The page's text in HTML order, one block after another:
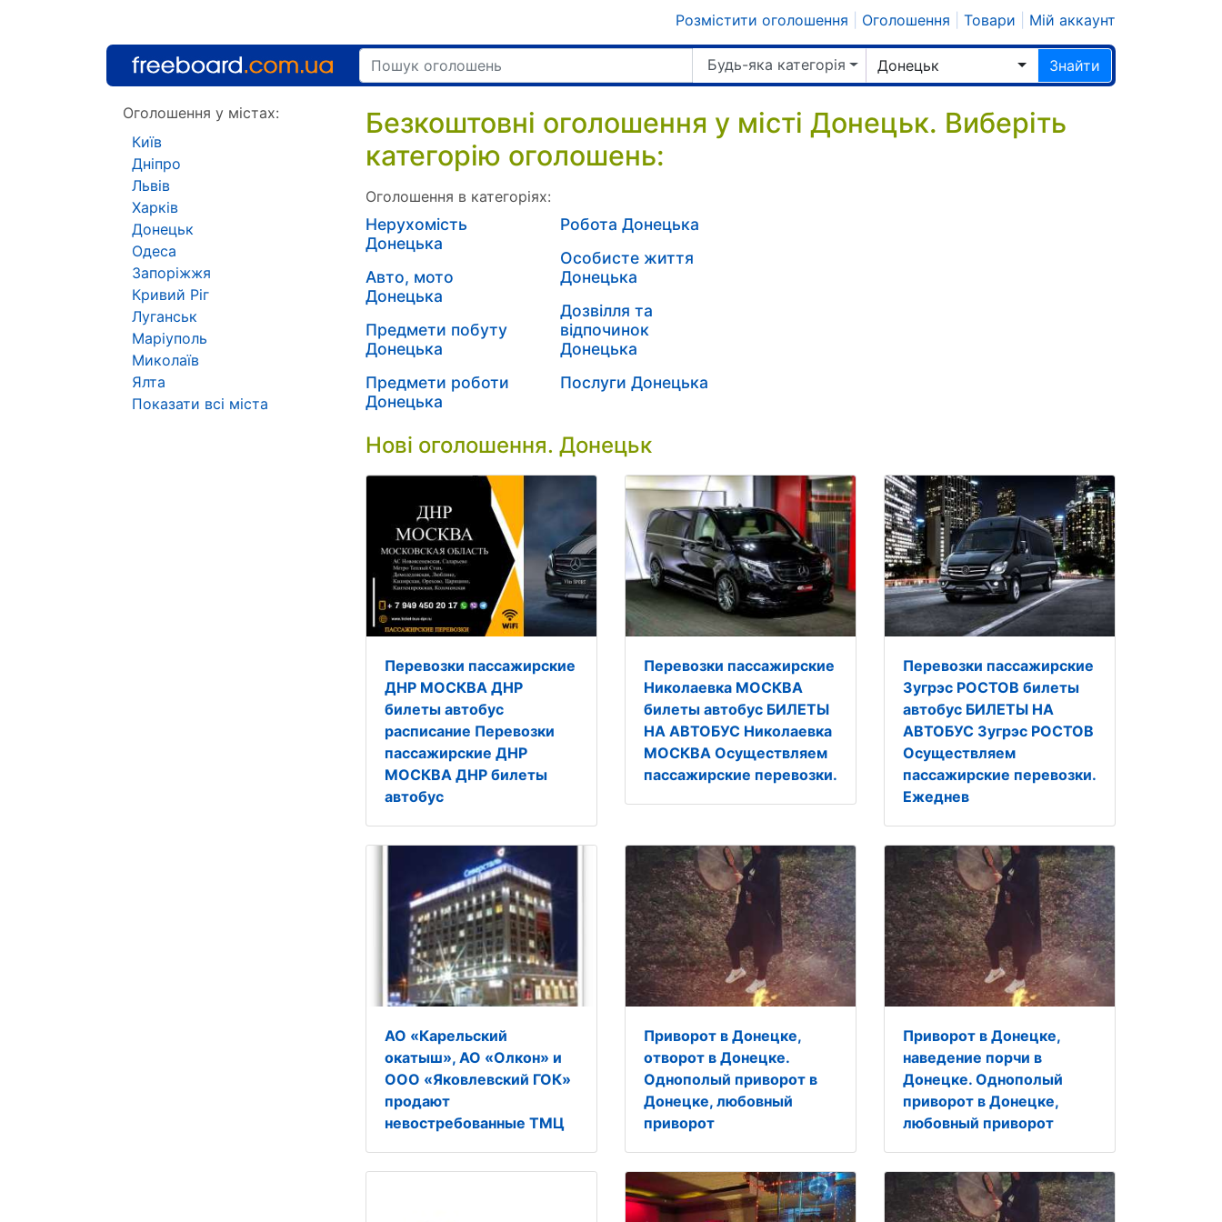
Розмістити оголошення Оголошення Товари Мій аккаунт
Будь-яка категорія Донецьк Знайти
Безкоштовні оголошення у місті Донецьк. Виберіть
категорію оголошень:
Оголошення в категоріях:
Нерухомість
Донецька
Авто, мото
Донецька
Предмети побуту
Донецька
Предмети роботи
Донецька
Робота Донецька
Особисте життя
Донецька
Дозвілля та
відпочинок
Донецька
Послуги Донецька
Нові оголошення. Донецьк
Перевозки пассажирские
ДНР МОСКВА ДНР
билеты автобус
расписание Перевозки
пассажирские ДНР
МОСКВА ДНР билеты
автобус
Перевозки пассажирские
Николаевка МОСКВА
билеты автобус БИЛЕТЫ
НА АВТОБУС Николаевка
МОСКВА Осуществляем
пассажирские перевозки.
Перевозки пассажирские
Зугрэс РОСТОВ билеты
автобус БИЛЕТЫ НА
АВТОБУС Зугрэс РОСТОВ
Осуществляем
пассажирские перевозки.
Ежеднев
АО «Карельский
окатыш», АО «Олкон» и
ООО «Яковлевский ГОК»
продают
невостребованные ТМЦ
Приворот в Донецке,
отворот в Донецке.
Однополый приворот в
Донецке, любовный
приворот
Приворот в Донецке,
наведение порчи в
Донецке. Однополый
приворот в Донецке,
любовный приворот
Оголошення у містах:
Київ
Дніпро
Львів
Харків
Донецьк
Одеса
Запоріжжя
Кривий Ріг
Луганськ
Маріуполь
Миколаїв
Ялта
Показати всі міста